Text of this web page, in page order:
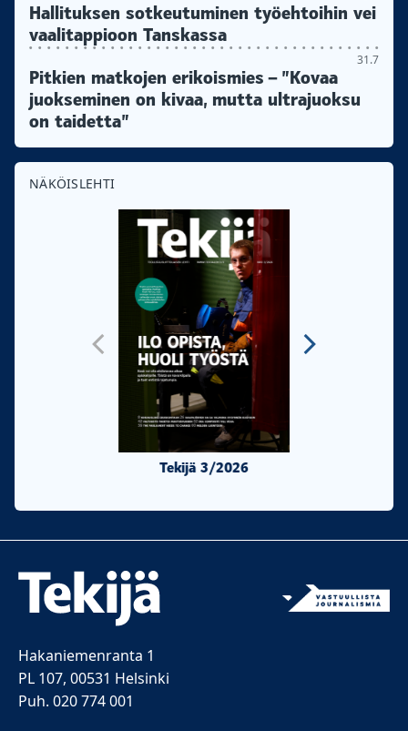
Hallituksen sotkeutuminen työehtoihin vei
vaalitappioon Tanskassa
31.7
Pitkien matkojen erikoismies – ”Kovaa
juokseminen on kivaa, mutta ultrajuoksu
on taidetta”
NÄKÖISLEHTI
Tekijä 3/2026
Hakaniemenranta 1
PL 107, 00531 Helsinki
Puh. 020 774 001